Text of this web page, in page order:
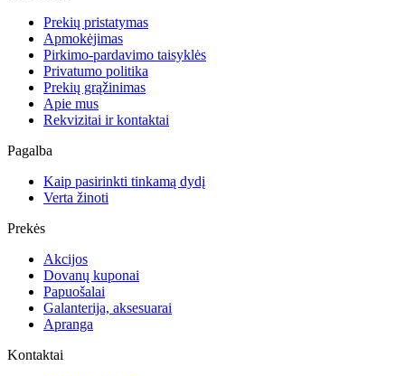
Prekių pristatymas
Apmokėjimas
Pirkimo-pardavimo taisyklės
Privatumo politika
Prekių grąžinimas
Apie mus
Rekvizitai ir kontaktai
Pagalba
Kaip pasirinkti tinkamą dydį
Verta žinoti
Prekės
Akcijos
Dovanų kuponai
Papuošalai
Galanterija, aksesuarai
Apranga
Kontaktai